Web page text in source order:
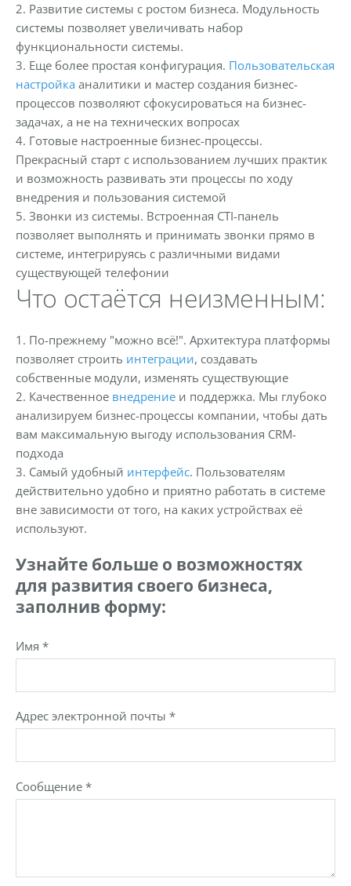
2. Развитие системы с ростом бизнеса. Модульность
системы позволяет увеличивать набор
функциональности системы.
3. Еще более простая конфигурация. Пользовательская
настройка аналитики и мастер создания бизнес-
процессов позволяют сфокусироваться на бизнес-
задачах, а не на технических вопросах
4. Готовые настроенные бизнес-процессы.
Прекрасный старт с использованием лучших практик
и возможность развивать эти процессы по ходу
внедрения и пользования системой
5. Звонки из системы. Встроенная CTI-панель
позволяет выполнять и принимать звонки прямо в
системе, интегрируясь с различными видами
существующей телефонии
Что остаётся неизменным:
1. По-прежнему "можно всё!". Архитектура платформы
позволяет строить интеграции, создавать
собственные модули, изменять существующие
2. Качественное внедрение и поддержка. Мы глубоко
анализируем бизнес-процессы компании, чтобы дать
вам максимальную выгоду использования CRM-
подхода
3. Самый удобный интерфейс. Пользователям
действительно удобно и приятно работать в системе
вне зависимости от того, на каких устройствах её
используют.
Узнайте больше о возможностях
для развития своего бизнеса,
заполнив форму:
Имя *
Адрес электронной почты *
Сообщение *